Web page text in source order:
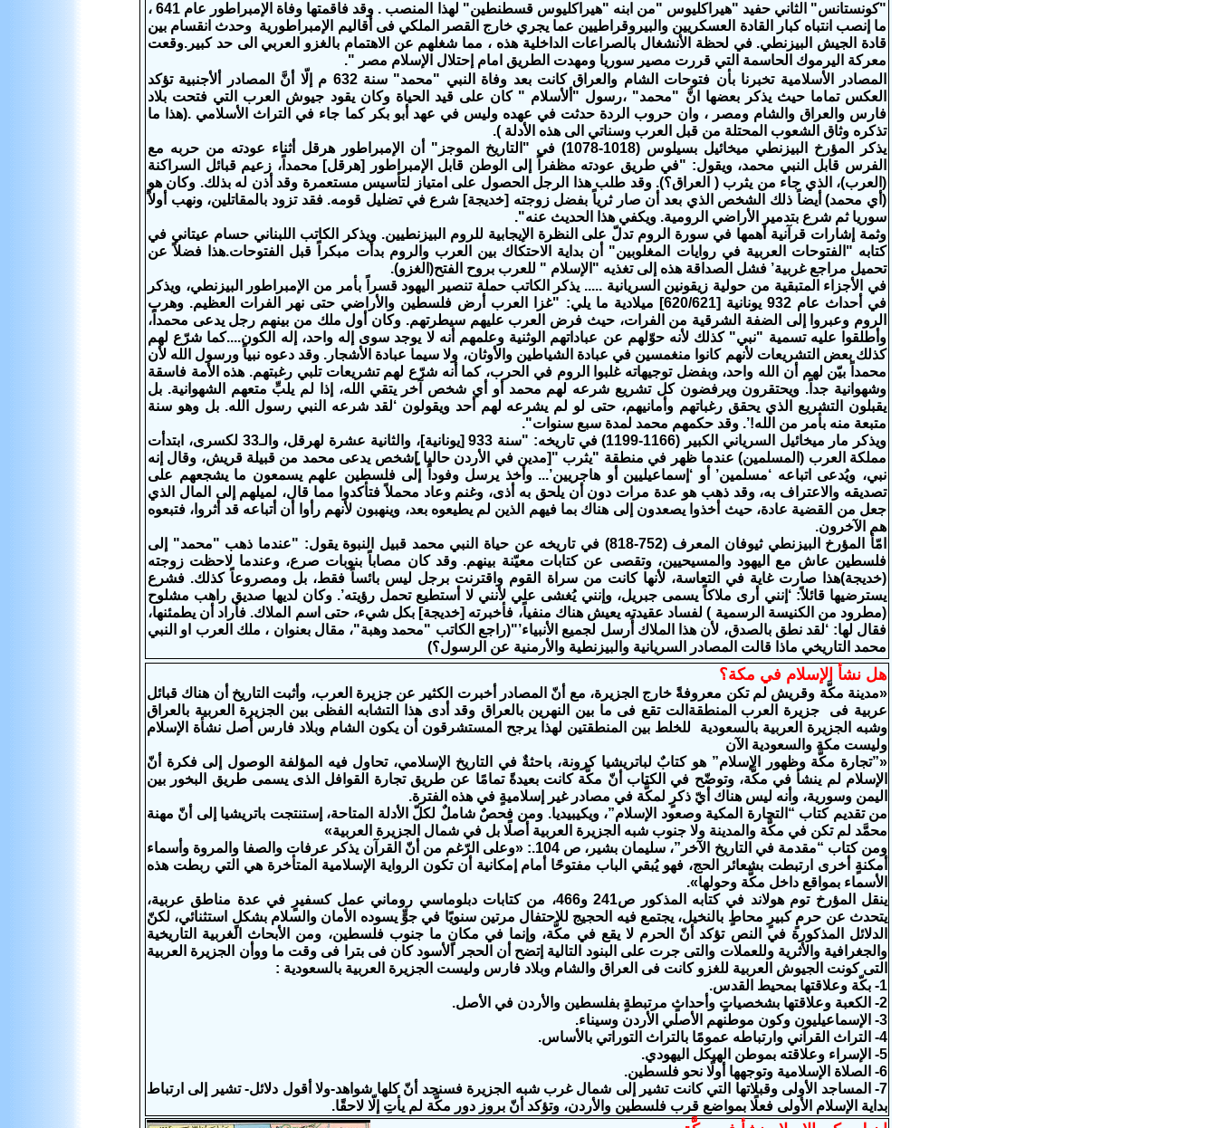
"كونستانس" الثاني حفيد "هيراكليوس "من ابنه "هيراكليوس قسطنطين" لهذا المنصب . وقد فاقمتها وفاة الإمبراطور عام 641 ،
ما إنصب انتباه كبار القادة العسكريين والبيروقراطيين عما يجري خارج القصر الملكي فى أقاليم الإمبراطورية وحدث انقسام بين
قادة الجيش البيزنطي. في لحظة الأنشغال بالصراعات الداخلية هذه ، مما شغلهم عن الاهتمام بالغزو العربي الى حد كبير.وقعت
معركة اليرموك الحاسمة التي قررت مصير سوريا ومهدت الطريق امام إحتلال الإسلام مصر ".
المصادر الأسلامية تخبرنا بأن فتوحات الشام والعراق كانت بعد وفاة النبي "محمد" سنة 632 م إلّا أنَّ المصادر ألأجنبية تؤكد
العكس تماما حيث يذكر بعضها انَّ "محمد" ،رسول "ألأسلام " كان على قيد الحياة وكان يقود جيوش العرب التي فتحت بلاد
فارس والعراق والشام ومصر ، وان حروب الردة حدثت في عهده وليس في عهد أبو بكر كما جاء في التراث الأسلامي .(هذا ما
تذكره وثاق الشعوب المحتلة من قبل العرب وسناتي الى هذه الأدلة ).
يذكر المؤرخ البيزنطي ميخائيل بسيلوس (1018-1078) في "التاريخ الموجز" أن الإمبراطور هرقل أثناء عودته من حربه مع
الفرس قابل النبي محمد، ويقول: "في طريق عودته مظفراً إلى الوطن قابل الإمبراطور [هرقل] محمداً، زعيم قبائل السراكنة
(العرب)، الذي جاء من يثرب ( العراق؟). وقد طلب هذا الرجل الحصول على امتياز لتأسيس مستعمرة وقد أذن له بذلك. وكان هو
(أي محمد) أيضاً ذلك الشخص الذي بعد أن صار ثرياً بفضل زوجته [خديجة] شرع في تضليل قومه. فقد تزود بالمقاتلين، ونهب أولاً
سوريا ثم شرع بتدمير الأراضي الرومية. ويكفي هذا الحديث عنه".
وثمة إشارات قرآنية أهمها في سورة الروم تدلّ على النظرة الإيجابية للروم البيزنطيين. ويذكر الكاتب اللبناني حسام عيتاني في
كتابه "الفتوحات العربية في روايات المغلوبين" أن بداية الاحتكاك بين العرب والروم بدأت مبكراً قبل الفتوحات.هذا فضلاً عن
تحميل مراجع غربية’ فشل الصداقة هذه إلى تغذيه "الإسلام " للعرب بروح الفتح(الغزو).
في الأجزاء المتبقية من حولية زيقونين السريانية ..... يذكر الكاتب حملة تنصير اليهود قسراً بأمر من الإمبراطور البيزنطي، ويذكر
في أحداث عام 932 يونانية [620/621] ميلادية ما يلي: "غزا العرب أرض فلسطين والأراضي حتى نهر الفرات العظيم. وهرب
الروم وعبروا إلى الضفة الشرقية من الفرات، حيث فرض العرب عليهم سيطرتهم. وكان أول ملك من بينهم رجل يدعى محمداً،
وأطلقوا عليه تسمية "نبي" كذلك لأنه حوّلهم عن عباداتهم الوثنية وعلمهم أنه لا يوجد سوى إله واحد، إله الكون....كما شرّع لهم
كذلك بعض التشريعات لأنهم كانوا منغمسين في عبادة الشياطين والأوثان، ولا سيما عبادة الأشجار. وقد دعوه نبياً ورسول الله لأن
محمداً بيّن لهم أن الله واحد، وبفضل توجيهاته غلبوا الروم في الحرب، كما أنه شرّع لهم تشريعات تلبي رغبتهم. هذه الأمة فاسقة
وشهوانية جداً. ويحتقرون ويرفضون كل تشريع شرعه لهم محمد أو أي شخص آخر يتقي الله، إذا لم يلبِّ متعهم الشهوانية. بل
يقبلون التشريع الذي يحقق رغباتهم وأمانيهم، حتى لو لم يشرعه لهم أحد ويقولون ‘لقد شرعه النبي رسول الله. بل وهو سنة
متبعة منه بأمر من الله!’. وقد حكمهم محمد لمدة سبع سنوات".
ويذكر مار ميخائيل السرياني الكبير (1166-1199) في تاريخه: "سنة 933 [يونانية]، والثانية عشرة لهرقل، والـ33 لكسرى، ابتدأت
مملكة العرب (المسلمين) عندما ظهر في منطقة "يثرب "[مدين في الأردن حاليا ]ٍشخص يدعى محمد من قبيلة قريش، وقال إنه
نبي، ويُدعى اتباعه ‘مسلمين’ أو ‘إسماعيليين أو هاجريين’... وأخذ يرسل وفوداً إلى فلسطين علهم يسمعون ما يشجعهم على
تصديقه والاعتراف به، وقد ذهب هو عدة مرات دون أن يلحق به أذى، وغنم وعاد محملاً فتأكدوا مما قال، لميلهم إلى المال الذي
جعل من القضية عادة، حيث أخذوا يصعدون إلى هناك بما فيهم الذين لم يطيعوه بعد، وينهبون لأنهم رأوا أن أتباعه قد أثروا، فتبعوه
هم الآخرون.
امّأ المؤرخ البيزنطي ثيوفان المعرف (752-818) في تاريخه عن حياة النبي محمد قبيل النبوة يقول: "عندما ذهب "محمد" إلى
فلسطين عاش مع اليهود والمسيحيين، وتقصى عن كتابات معيّنة بينهم. وقد كان مصاباً بنوبات صرع، وعندما لاحظت زوجته
(خديجة)هذا صارت غاية في التعاسة، لأنها كانت من سراة القوم واقترنت برجل ليس بائساً فقط، بل ومصروعاً كذلك. فشرع
يسترضيها قائلاً: ‘إنني أرى ملاكاً يسمى جبريل، وإنني يُغشى علي لأنني لا أستطيع تحمل رؤيته’. وكان لديها صديق راهب مشلوح
(مطرود من الكنيسة الرسمية ) لفساد عقيدته يعيش هناك منفياً، فأخبرته [خديجة] بكل شيء، حتى اسم الملاك. فأراد أن يطمئنها،
فقال لها: ‘لقد نطق بالصدق، لأن هذا الملاك أُرسل لجميع الأنبياء’"(راجع الكاتب "محمد وهبة"، مقال بعنوان ، ملك العرب او النبي
محمد التاريخي ماذا قالت المصادر السريانية والبيزنطية والأرمنية عن الرسول؟)
هل نشأ الإسلام في مكة؟
«مدينة مكَّة وقريش لم تكن معروفةً خارج الجزيرة، مع أنّ المصادر أخبرت الكثير عن جزيرة العرب، وأثبت التاريخ أن هناك قبائل
عربية فى جزيرة العرب المنطقةالت تقع فى ما بين النهرين بالعراق وقد أدى هذا التشابه الفظى بين الجزيرة العربية بالعراق
وشبه الجزيرة العربية بالسعودية للخلط بين المنطقتين لهذا يرجح المستشرقون أن يكون الشام وبلاد فارس أصل نشأة الإسلام
وليست مكة والسعودية الآن
«”تجارة مكَّة وظهور الإسلام” هو كتابٌ لباتريشيا كرونة، باحثةٌ في التاريخ الإسلامي، تحاول فيه المؤلفة الوصول إلى فكرة أنّ
الإسلام لم ينشأ في مكَّة، وتوضّح في الكتاب أنّ مكَّة كانت بعيدةً تمامًا عن طريق تجارة القوافل الذى يسمى طريق البخور بين
اليمن وسورية، وأنه ليس هناك أيّ ذكرٍ لمكَّة في مصادر غير إسلاميةٍ في هذه الفترة.
من تقديم كتاب “التجارة المكية وصعود الإسلام”، ويكيبيديا. ومن فحصٌ شاملٌ لكلّ الأدلة المتاحة، إستنتجت باتريشيا إلى أنّ مهنة
محمَّد لم تكن في مكَّة والمدينة ولا جنوب شبه الجزيرة العربية أصلًا بل في شمال الجزيرة العربية»
ومن كتاب “مقدمة في التاريخ الآخر”، سليمان بشير، ص 104.: «وعلى الرّغم من أنّ القرآن يذكر عرفات والصفا والمروة وأسماء
أمكنةٍ أخرى ارتبطت بشعائر الحج، فهو يُبقي الباب مفتوحًا أمام إمكانية أن تكون الرواية الإسلامية المتأخرة هي التي ربطت هذه
الأسماء بمواقع داخل مكَّة وحولها».
ينقل المؤرخ توم هولاند في كتابه المذكور ص241 و466، من كتابات دبلوماسي روماني عمل كسفيرٍ في عدة مناطق عربية،
يتحدث عن حرمٍ كبيرٍ محاطٍ بالنخيل، يجتمع فيه الحجيج للاحتفال مرتين سنويًا في جوٍّ يسوده الأمان والسلام بشكلٍ استثنائي، لكنّ
الدلائل المذكورة في النص تؤكد أنّ الحرم لا يقع في مكَّة، وإنما في مكانٍ ما جنوب فلسطين، ومن الأبحاث الغربية التاريخية
والجغرافية والأثرية وللعملات والتى جرت على البنود التالية إتضح أن الحجر الأسود كان فى بترا فى وقت ما ووأن الجزيرة العربية
التى كونت الجيوش العربية للغزو كانت فى العراق والشام وبلاد فارس وليست الجزيرة العربية بالسعودية :
1- بكّة وعلاقتها بمحيط القدس.
2- الكعبة وعلاقتها بشخصياتٍ وأحداثٍ مرتبطةٍ بفلسطين والأردن في الأصل.
3- الإسماعيليون وكون موطنهم الأصلي الأردن وسيناء.
4- التراث القرآني وارتباطه عمومًا بالتراث التوراتي بالأساس.
5- الإسراء وعلاقته بموطن الهيكل اليهودي.
6- الصلاة الإسلامية وتوجهها أولًا نحو فلسطين.
7- المساجد الأولى وقبلاتها التي كانت تشير إلى شمال غرب شبه الجزيرة فسنجد أنّ كلها شواهد-ولا أقول دلائل- تشير إلى ارتباط
بداية الإسلام الأولى فعلًا بمواضع قرب فلسطين والأردن، وتؤكد أنّ بروز دور مكَّة لم يأتِ إلّا لاحقًا.